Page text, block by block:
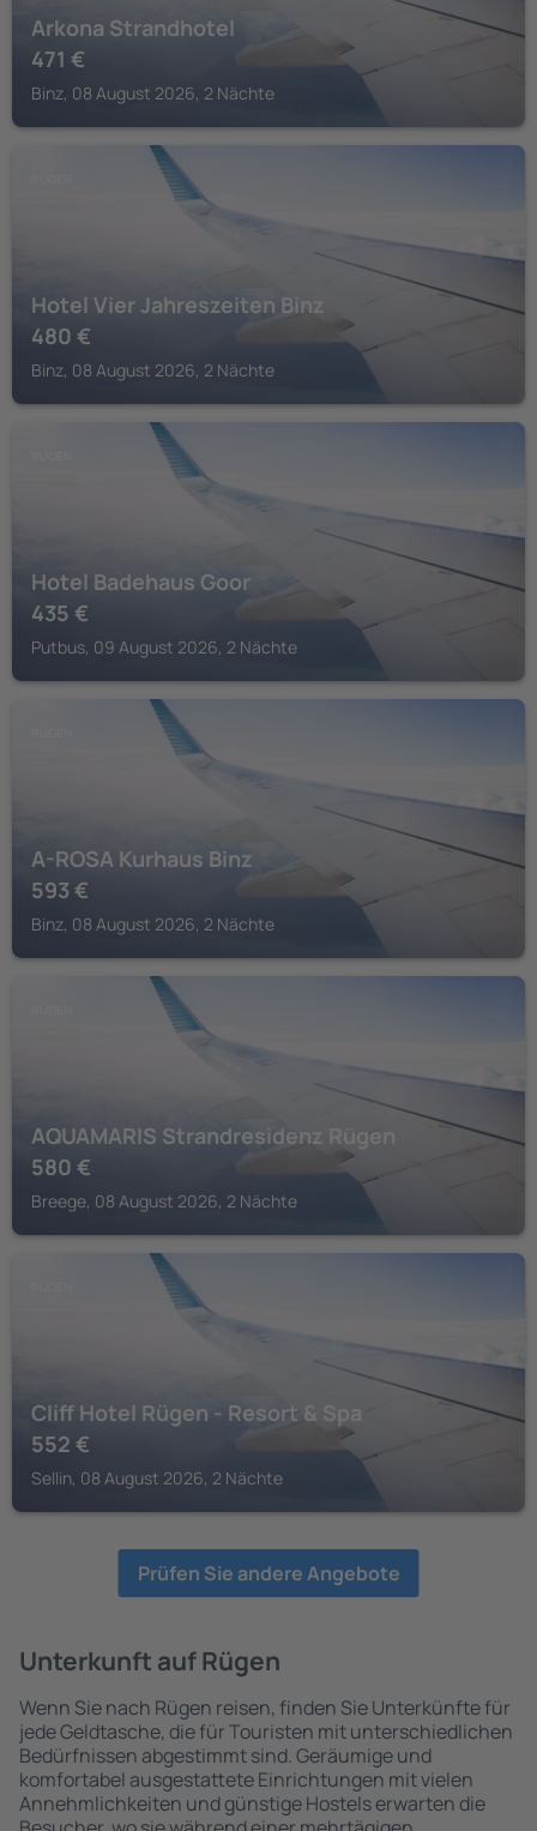
Arkona Strandhotel
471 €
Binz, 08 August 2026, 2 Nächte
Hotel Vier Jahreszeiten Binz
480 €
Binz, 08 August 2026, 2 Nächte
Hotel Badehaus Goor
435 €
Putbus, 09 August 2026, 2 Nächte
A-ROSA Kurhaus Binz
593 €
Binz, 08 August 2026, 2 Nächte
AQUAMARIS Strandresidenz Rügen
580 €
Breege, 08 August 2026, 2 Nächte
Cliff Hotel Rügen - Resort & Spa
552 €
Sellin, 08 August 2026, 2 Nächte
Prüfen Sie andere Angebote
Unterkunft auf Rügen
Wenn Sie nach Rügen reisen, finden Sie Unterkünfte für
jede Geldtasche, die für Touristen mit unterschiedlichen
Bedürfnissen abgestimmt sind. Geräumige und
komfortabel ausgestattete Einrichtungen mit vielen
Annehmlichkeiten und günstige Hostels erwarten die